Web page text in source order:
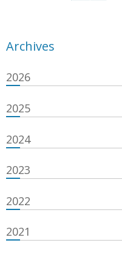
Archives
2026
2025
2024
2023
2022
2021